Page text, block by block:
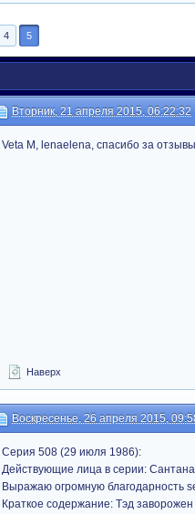
4 5
Вторник, 21 апреля 2015, 06:22:32
Veta M, lenaelena, спасибо за
Наверх
Воскресенье, 26 апреля 2015,
Серия 508 (29 июля 1986):
Действующие лица в серии:
Выражаю огромную благодарность
Краткое содержание: Тэд